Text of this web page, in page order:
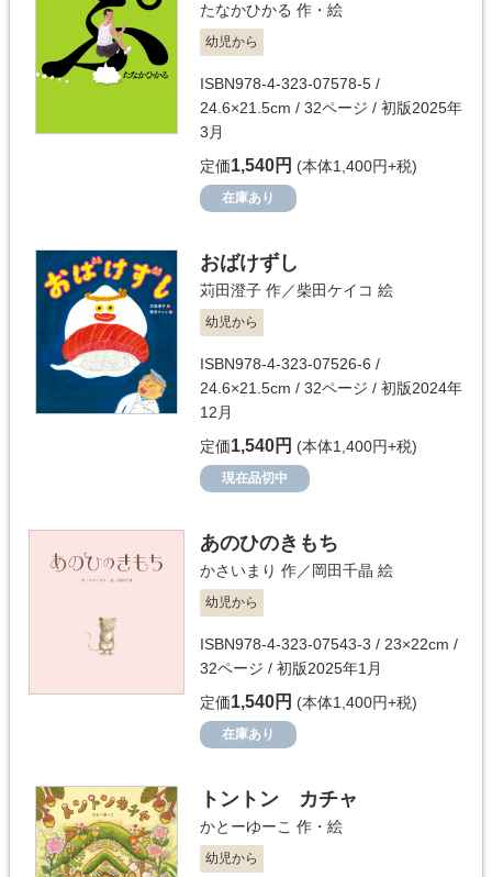
たなかひかる 作・絵
幼児から
ISBN978-4-323-07578-5 /
24.6×21.5cm / 32ページ / 初版2025年
3月
定価1,540円 (本体1,400円+税)
在庫あり
おばけずし
苅田澄子 作／柴田ケイコ 絵
幼児から
ISBN978-4-323-07526-6 /
24.6×21.5cm / 32ページ / 初版2024年
12月
定価1,540円 (本体1,400円+税)
現在品切中
あのひのきもち
かさいまり 作／ 岡田千晶 絵
幼児から
ISBN978-4-323-07543-3 / 23×22cm /
32ページ / 初版2025年1月
定価1,540円 (本体1,400円+税)
在庫あり
トントン カチャ
かとーゆーこ 作・絵
幼児から